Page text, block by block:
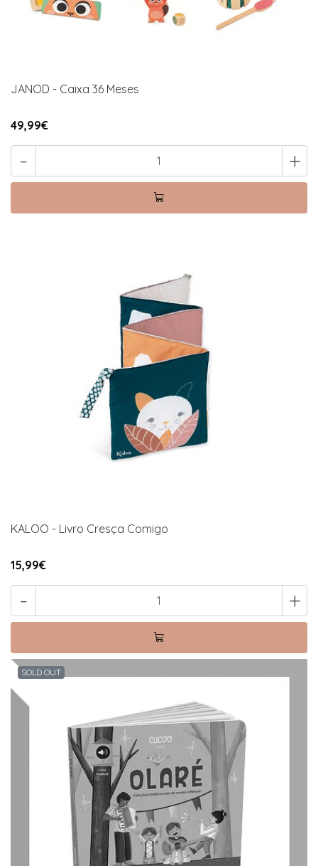
JANOD - Caixa 36 Meses
49,99€
- +
KALOO - Livro Cresça Comigo
15,99€
- +
SOLD OUT